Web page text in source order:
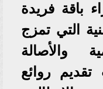
باقة فريدة
التي تمزج
والأصالة
روائع